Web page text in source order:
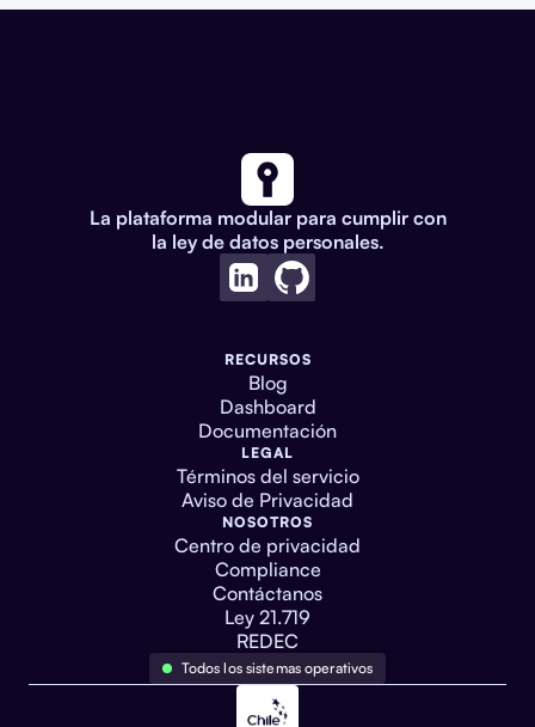
La plataforma modular para cumplir con
la ley de datos personales.
RECURSOS
Blog
Dashboard
Documentación
LEGAL
Términos del servicio
Aviso de Privacidad
NOSOTROS
Centro de privacidad
Compliance
Contáctanos
Ley 21.719
REDEC
Todos los sistemas operativos